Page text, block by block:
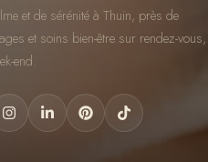
et de sérénité à Thuin, près de
et soins bien-être sur rendez-vous,
end.